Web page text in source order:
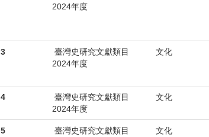
2024年度
3
臺灣史研究文獻類目
2024年度
文化
4
臺灣史研究文獻類目
2024年度
文化
5
臺灣史研究文獻類目
文化